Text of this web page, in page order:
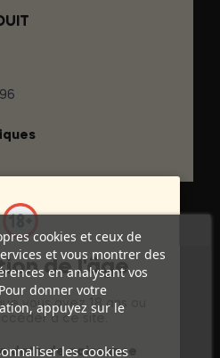
Assurée
cookies et ceux de
et vous montrer des
en analysant vos
donner votre
appuyez sur le
les cookies
de l'âge
vous avez 18 ans ou
à ce site.
date de naissance